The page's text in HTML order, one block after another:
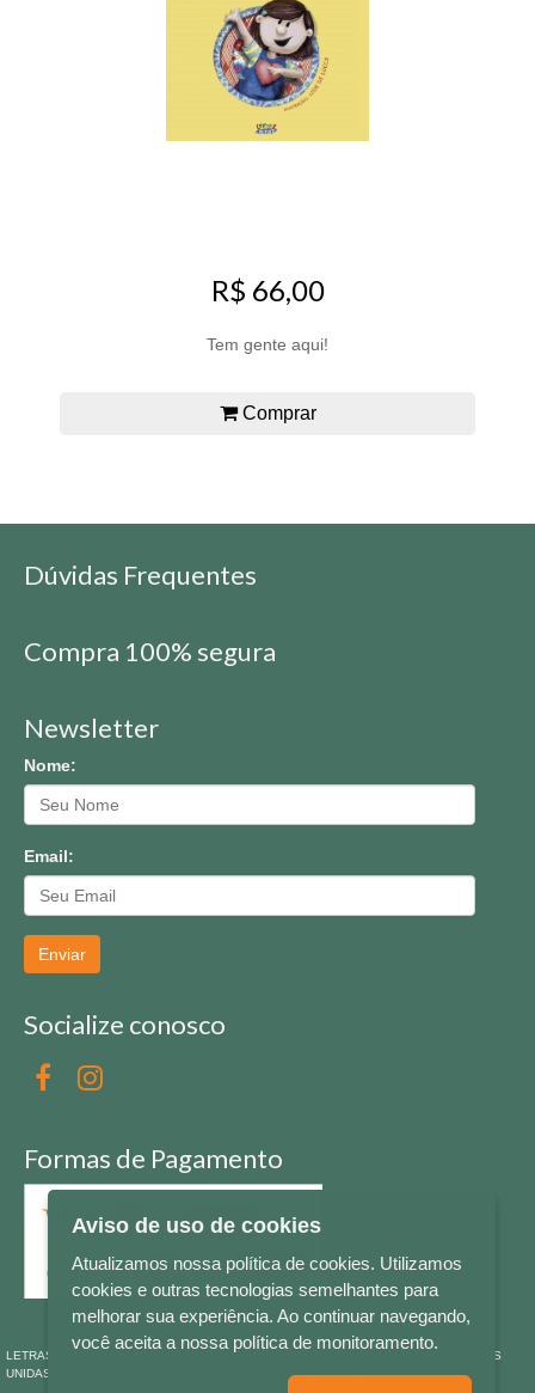
R$ 66,00
Tem gente aqui!
Comprar
Dúvidas Frequentes
Compra 100% segura
Newsletter
Nome:
Email:
Enviar
Socialize conosco
Formas de Pagamento
LETRAS & CIA - CNPJ n° 88.587.548/0001-20 - Térreo Bourbon Shopping - AV. NAÇÕES
UNIDAS , 2001 - Lojas 1064/1065 - RIO BRANCO - - NOVO HAMBURGO - RS
Aviso de uso de cookies
Atualizamos nossa política de cookies. Utilizamos
cookies e outras tecnologias semelhantes para
melhorar sua experiência. Ao continuar navegando,
você aceita a nossa política de monitoramento.